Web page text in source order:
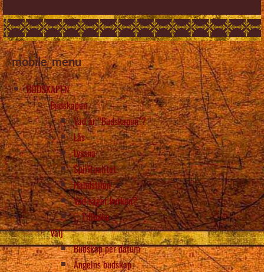
mobile_menu
BUDSKAPEN
Budskapen
Vad är “Budskapen”?
Läs
Lyssna
Spiritualitet
Handstilen
Vad säger kyrkan?
Tillbaka
Välj
Budskap per datum
Ängelns budskap